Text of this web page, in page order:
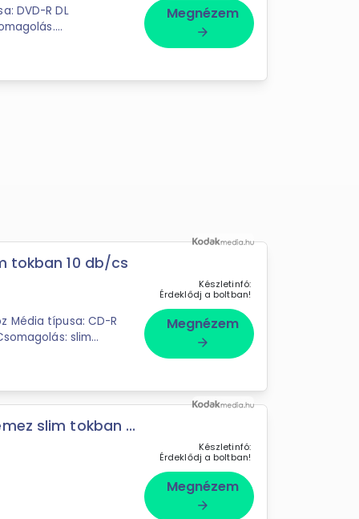
DVD-R DL
Megnézem
arrow_forward
tokban 10 db/cs
Média típusa: CD-R
slim
Készletinfó:
Érdeklődj a boltban!
Megnézem
arrow_forward
slim tokban ...
Készletinfó:
Érdeklődj a boltban!
Megnézem
arrow_forward